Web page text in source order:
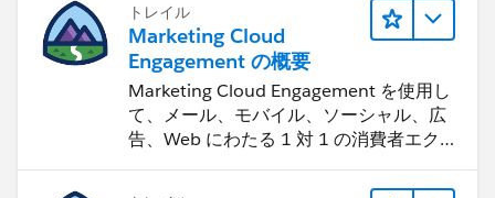
トレイル
Marketing Cloud
Engagement の概要
Marketing Cloud Engagement を使用し
て、メール、モバイル、ソーシャル、広
告、Web にわたる 1 対 1 の消費者エク